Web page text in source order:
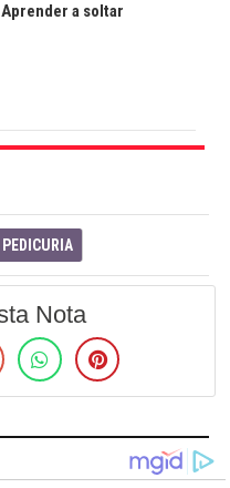
Aprender a soltar
PEDICURIA
Nota